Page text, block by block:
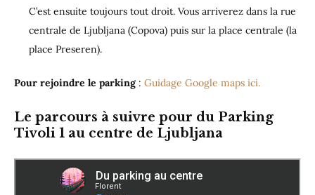
C’est ensuite toujours tout droit. Vous arriverez dans la rue
centrale de Ljubljana (Copova) puis sur la place centrale (la
place Preseren).
Pour rejoindre le parking: Guidage Google maps ici.
Le parcours à suivre pour du Parking
Tivoli 1 au centre de Ljubljana